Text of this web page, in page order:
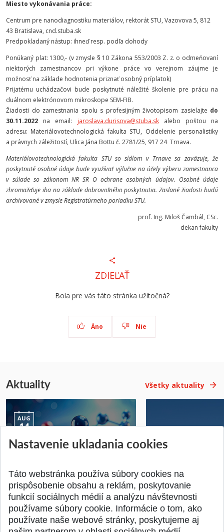
Miesto vykonávania práce:
Centrum pre nanodiagnostiku materiálov, rektorát STU, Vazovova 5, 812
43 Bratislava, cnd.stuba.sk
Predpokladaný nástup: ihneď resp. podľa dohody
Ponúkaný plat: 1300,- (v zmysle § 10 Zákona 553/2003 Z. z. o odmeňovaní
niektorých zamestnancov pri výkone práce vo verejnom záujme je
možnosť na základe hodnotenia priznať osobný príplatok)
Prijatému uchádzačovi bude poskytnuté náležité školenie pre prácu na
duálnom elektrónovom mikroskope SEM-FIB.
Žiadosti do zamestnania spolu s profesijným životopisom zasielajte do
30.11.2022 na email: jaroslava.durisova@stuba.skalebo poštou na
adresu: Materiálovotechnologická fakulta STU, Oddelenie personalistiky
a právnych záležitostí, Ulica Jána Bottu č. 2781/25, 917 24 Trnava.
Materiálovotechnologická fakulta STU so sídlom v Trnave sa zaväzuje, že
poskytnuté osobné údaje bude využívať výlučne na účely výberu zamestnanca
v súlade so zákonom NR SR O ochrane osobných údajov. Osobné údaje
zhromažďuje iba na základe dobrovoľného poskytnutia. Zaslané žiadosti budú
archivované v zmysle Registratúrneho poriadku STU.
prof. Ing. Miloš Čambál, CSc.
dekan fakulty
ZDIEĽAŤ
Bola pre vás táto stránka užitočná?
Áno Nie
Aktuality Všetky aktuality
AUG
14
Jednodňová letná škola na
Letná prevádzka
Nastavenie ukladania cookies
Táto webstránka používa súbory cookies na
prispôsobenie obsahu a reklám, poskytovanie
funkcií sociálnych médií a analýzu návštevnosti
používame súbory cookie. Informácie o tom, ako
používate naše webové stránky, poskytujeme aj